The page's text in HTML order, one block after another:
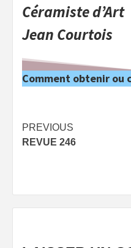
Céramiste d’Art
Jean Courtois
Comment obtenir ou
Post
navigation
PREVIOUS
REVUE 246